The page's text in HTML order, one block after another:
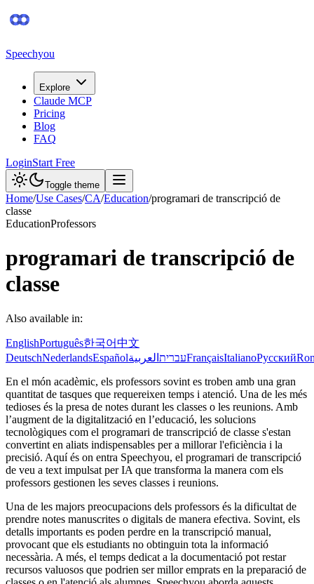
Speechyou
Explore
Claude MCP
Pricing
Blog
FAQ
LoginStart Free
Toggle theme
Home/Use Cases/CA/Education/programari de transcripció de
classe
EducationProfessors
programari de transcripció de
classe
Also available in:
EnglishPortuguês한국어中文
DeutschNederlandsEspañol עברית العربية FrançaisItalianoРусский
En el món acadèmic, els professors sovint es troben amb una gran
quantitat de tasques que requereixen temps i atenció. Una de les més
tedioses és la presa de notes durant les classes o les reunions. Amb
l’augment de la digitalització en l’educació, les solucions
tecnològiques com el programari de transcripció de classe s'estan
convertint en aliats indispensables per a millorar l'eficiència i la
precisió. Aquí és on entra Speechyou, el programari de transcripció
de veu a text impulsat per IA que transforma la manera com els
professors gestionen les seves classes i reunions.
Una de les majors preocupacions dels professors és la dificultat de
prendre notes manuscrites o digitals de manera efectiva. Sovint, els
detalls importants es poden perdre en la transcripció manual,
provocant que els estudiants no obtinguin tota la informació
necessària. A més, el temps dedicat a la documentació pot restar
recursos valuosos que podrien ser millor emprats en la preparació de